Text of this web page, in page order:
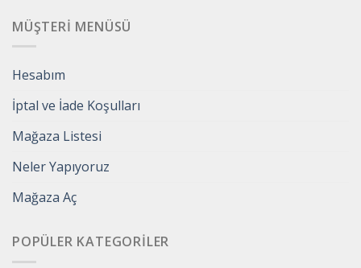
MÜŞTERI MENÜSÜ
Hesabım
İptal ve İade Koşulları
Mağaza Listesi
Neler Yapıyoruz
Mağaza Aç
POPÜLER KATEGORILER